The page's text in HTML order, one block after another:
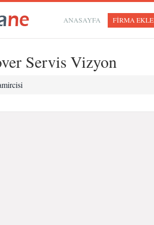
ANASAYFA FİRMA EKLE
Servis Vizyon